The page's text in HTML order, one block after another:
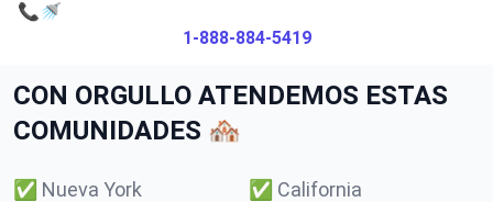
📞🚿
1-888-884-5419
CON ORGULLO ATENDEMOS ESTAS
COMUNIDADES 🏘️
✅ Nueva York ✅ California